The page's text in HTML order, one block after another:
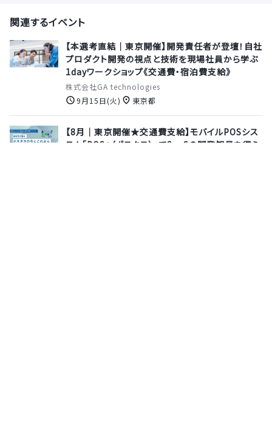
関連するイベント
【本選考直結｜東京開催】開発責任者が登壇！自社
プロダクト開発の視点と技術を現場社員から学ぶ
1dayワークショップ《交通費・宿泊費支給》
株式会社GA technologies
9月15日(火)
東京都
【8月｜東京開催★交通費支給】モバイルPOSシス
テム「POS+（ポスタス）」でSaaSの開発知見を得ら